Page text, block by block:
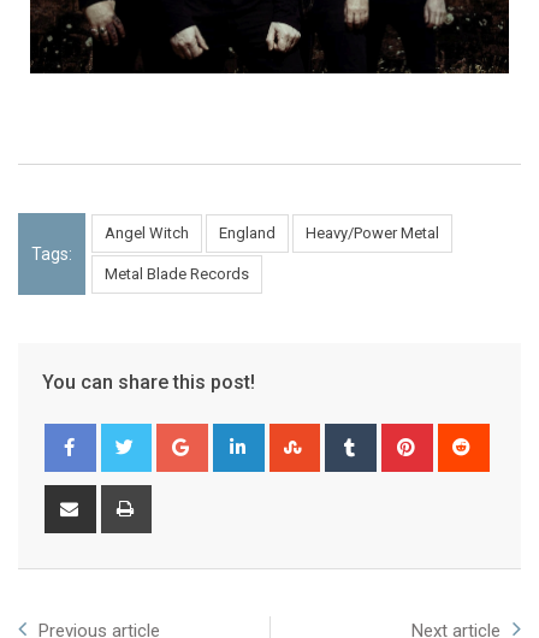
Tags:
Angel Witch England Heavy/Power Metal
Metal Blade Records
You can share this post!
Previous article Next article